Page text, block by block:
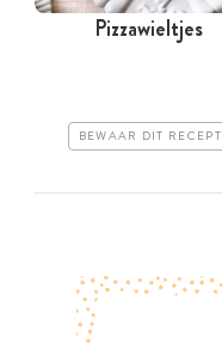
Pizzawieltjes
BEWAAR DIT RECEPT